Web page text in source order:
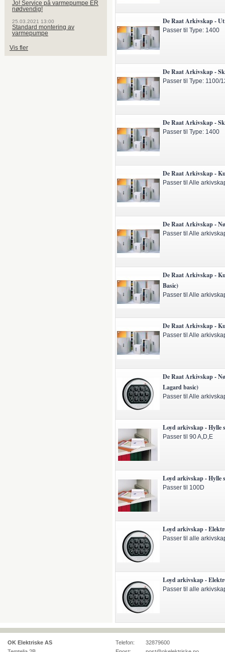
Jo! Service på varmepumpe ER
nødvendig!
25.03.2021 13:00
Standard montering av
varmepumpe
Vis fler
De Raat Arkivskap -
Passer til Type: 1400
De Raat Arkivskap -
Passer til Type: 1100/
De Raat Arkivskap -
Passer til Type: 1400
De Raat Arkivskap -
Passer til Alle
De Raat Arkivskap -
Passer til Alle
De Raat Arkivskap -
Basic)
Passer til Alle
De Raat Arkivskap -
Passer til Alle
De Raat Arkivskap -
Lagard basic)
Passer til Alle
Loyd arkivskap - Hylle
Passer til 90 A,D,E
Loyd arkivskap - Hylle
Passer til 100D
Loyd arkivskap -
Passer til alle
Loyd arkivskap -
Passer til alle
OK Elektriske AS
Telefon:
32879600